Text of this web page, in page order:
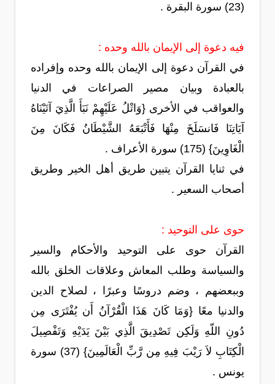
(23) سورة البقرة .
فيه دعوة إلى الإيمان بالله وحده :
في القرآن دعوة إلى الإيمان بالله وحده وإفراده
بالعبادة وبيان مصير الصراعات في الدنيا
والعواقب في الأخرى {وَاتْلُ عَلَيْهِمْ نَبَأَ الَّذِيَ آتَيْنَاهُ
آيَاتِنَا فَانسَلَخَ مِنْهَا فَأَتْبَعَهُ الشَّيْطَانُ فَكَانَ مِنَ
الْغَاوِينَ} (175) سورة الأعراف .
في ثنايا القرآن يتبين طريق أهل الخير وطريق
أصحاب السعير .
حوى على التوحيد :
القرآن حوى على التوحيد والأحكام والسير
والسياسة وطلب المعاش وعلاقات الخلق بالله
وببعضهم ، وضم دروسًا وعبرًا ، لصلاح الدين
والدنيا معًا {وَمَا كَانَ هَذَا الْقُرْآنُ أَن يُفْتَرَى مِن
دُونِ اللّهِ وَلَكِن تَصْدِيقَ الَّذِي بَيْنَ يَدَيْهِ وَتَفْصِيلَ
الْكِتَابِ لاَ رَيْبَ فِيهِ مِن رَّبِّ الْعَالَمِينَ} (37) سورة
يونس .